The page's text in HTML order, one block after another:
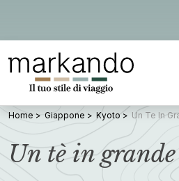
Home Giappone Kyoto Un Te In
Un tè in